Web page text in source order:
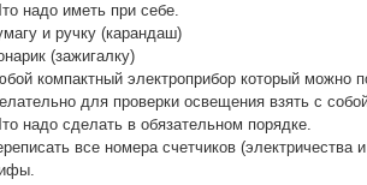
надо иметь при себе.
и ручку (карандаш)
(зажигалку)
компактный электроприбор который можно
для проверки освещения взять с
надо сделать в обязательном порядке.
все номера счетчиков